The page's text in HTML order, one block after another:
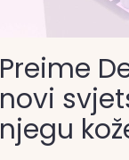
Preime
novi
njegu